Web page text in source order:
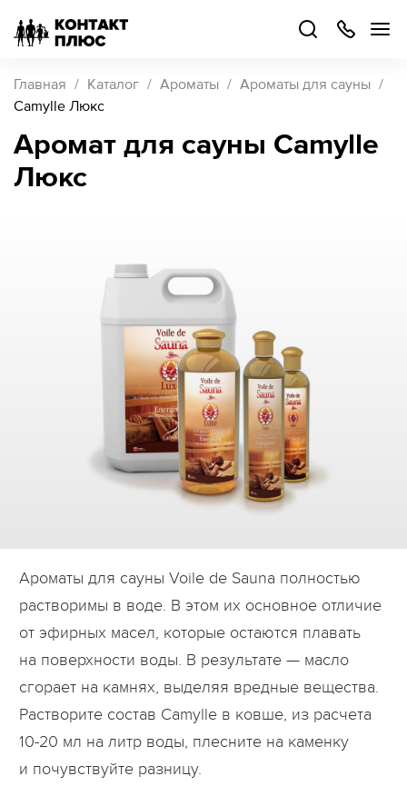
Главная Каталог Ароматы
Ароматы для сауны
Camylle Люкс
Аромат для сауны Camylle
Люкс
Ароматы для сауны Voile de Sauna полностью
растворимы в воде. В этом их основное отличие
от эфирных масел, которые остаются плавать
на поверхности воды. В результате — масло
сгорает на камнях, выделяя вредные вещества.
Растворите состав Camylle в ковше, из расчета
10-20 мл на литр воды, плесните на каменку
и почувствуйте разницу.
499
504-
48
Каталог
товаров
Стать
партнером